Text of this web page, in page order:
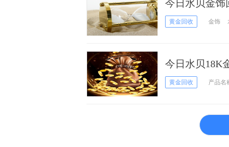
今日水贝金饰
黄金回收 金饰
今日水贝18K
黄金回收 产品名